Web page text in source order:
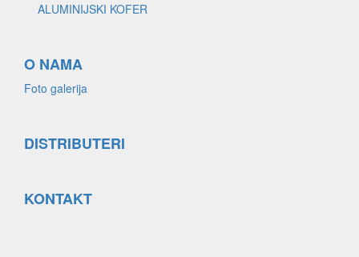
ALUMINIJSKI KOFER
O NAMA
Foto galerija
DISTRIBUTERI
KONTAKT